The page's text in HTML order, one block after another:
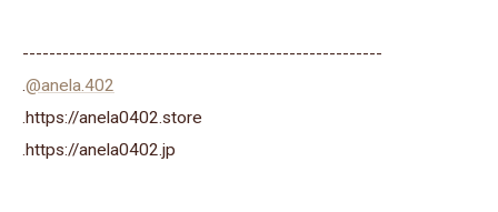
------------------------------------------------------
.@anela.402
.https://anela0402.store
⁡.https://anela0402.jp⁡⁡